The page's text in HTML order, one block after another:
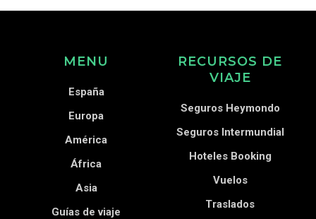
MENU
España
Europa
América
África
Asia
Guías de viaje
RECURSOS DE
VIAJE
Seguros Heymondo
Seguros Intermundial
Hoteles Booking
Vuelos
Traslados